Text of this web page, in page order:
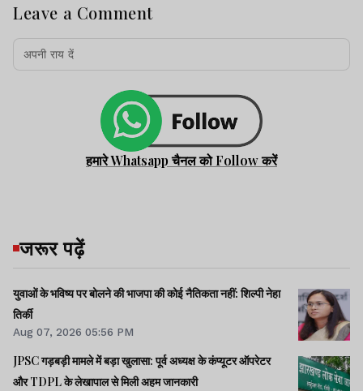
Leave a Comment
हमारे Whatsapp चैनल को Follow करें
जरूर पढ़ें
युवाओं के भविष्य पर बोलने की भाजपा की कोई नैतिकता नहीं: शिल्पी नेहा
तिर्की
Aug 07, 2026 05:56 PM
JPSC गड़बड़ी मामले में बड़ा खुलासा: पूर्व अध्यक्ष के कंप्यूटर ऑपरेटर
और TDPL के लेखापाल से मिली अहम जानकारी